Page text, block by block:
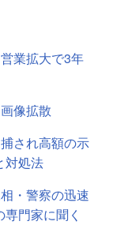
業拡大で3年
像拡散
され高額の示
対処法
・警察の迅速
門家に聞く